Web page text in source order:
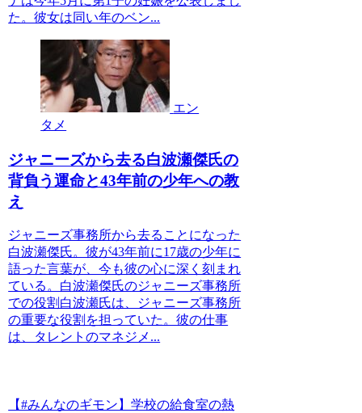
た。彼女は同い年のベン...
エン
タメ
ジャニーズから去る白波瀬傑氏の
背負う運命と43年前の少年への教
え
ジャニーズ事務所から去ることになった
白波瀬傑氏。彼が43年前に17歳の少年に
語った言葉が、今も彼の心に深く刻まれ
ている。白波瀬傑氏のジャニーズ事務所
での役割白波瀬氏は、ジャニーズ事務所
の重要な役割を担っていた。彼の仕事
は、タレントのマネジメ...
【#みんなのギモン】学校の給食室の熱